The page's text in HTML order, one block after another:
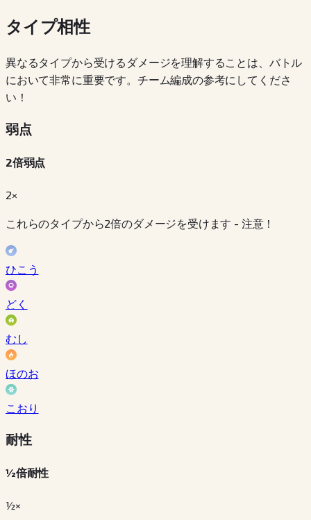
タイプ相性
異なるタイプから受けるダメージを理解することは、バトル
において非常に重要です。チーム編成の参考にしてくださ
い！
弱点
2倍弱点
2×
これらのタイプから2倍のダメージを受けます - 注意！
ひこう
どく
むし
ほのお
こおり
耐性
½倍耐性
½×